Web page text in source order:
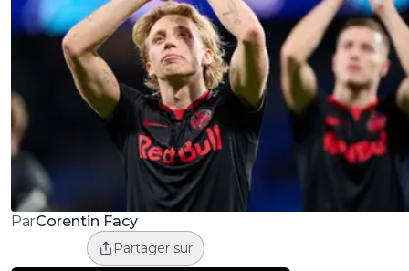
ParCorentin Facy
Partager sur